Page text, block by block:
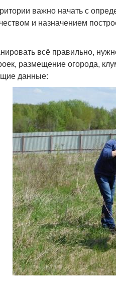
важно начать с
и назначением
всё правильно,
размещение огорода,
данные: